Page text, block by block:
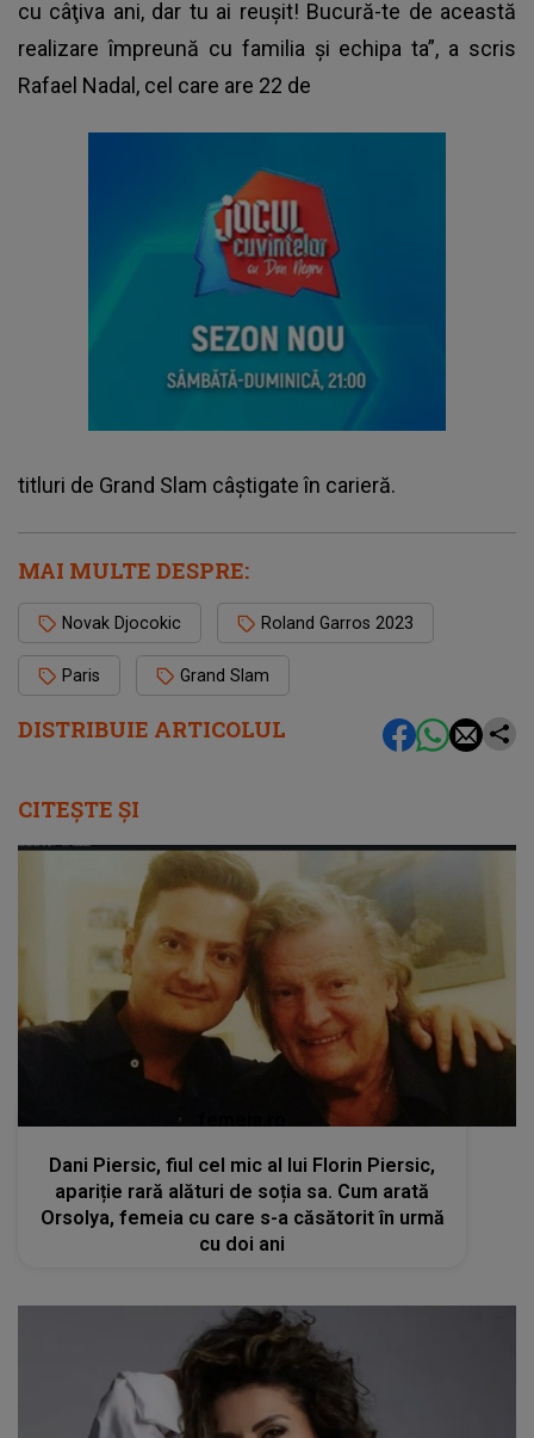
DISTRIBUIE ARTICOLUL
cu câţiva ani, dar tu ai reuşit! Bucură-te de această
realizare împreună cu familia şi echipa ta”, a scris
Rafael Nadal, cel care are 22 de
titluri de Grand Slam câştigate în carieră.
MAI MULTE DESPRE:
Novak Djocokic Roland Garros 2023
Paris Grand Slam
CITEȘTE ȘI
Dani Piersic, fiul cel mic al lui Florin Piersic,
apariție rară alături de soția sa. Cum arată
Orsolya, femeia cu care s-a căsătorit în urmă
cu doi ani